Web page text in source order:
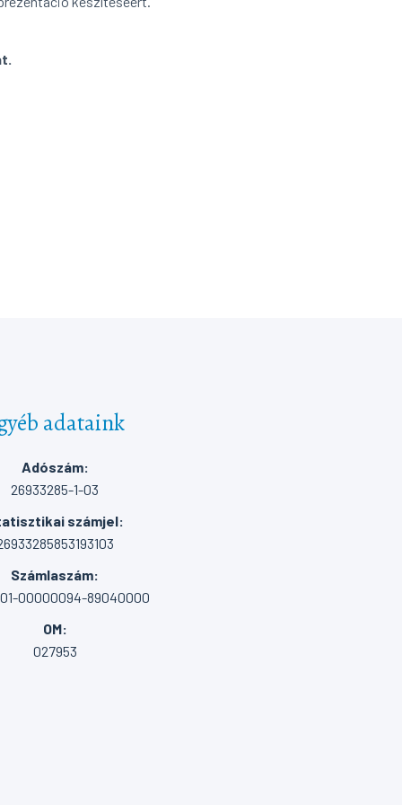
adataink
Adószám:
26933285-1-03
számjel:
Számlaszám:
00000094-89040000
OM:
027953